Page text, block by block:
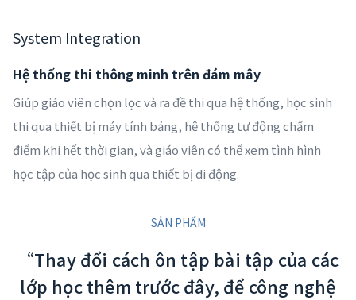
System Integration
Hệ thống thi thông minh trên đám mây
Giúp giáo viên chọn lọc và ra đề thi qua hệ thống, học sinh
thi qua thiết bị máy tính bảng, hệ thống tự động chấm
điểm khi hết thời gian, và giáo viên có thể xem tình hình
học tập của học sinh qua thiết bị di động.
SẢN PHẨM
“Thay đổi cách ôn tập bài tập của các
lớp học thêm trước đây, để công nghệ